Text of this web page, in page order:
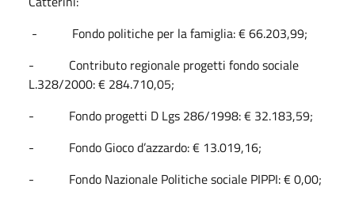
- Fondo politiche per la famiglia: € 66.203,99;
- Contributo regionale progetti fondo sociale
L.328/2000: € 284.710,05;
- Fondo progetti D Lgs 286/1998: € 32.183,59;
- Fondo Gioco d’azzardo: € 13.019,16;
- Fondo Nazionale Politiche sociale PIPPI: € 0,00;